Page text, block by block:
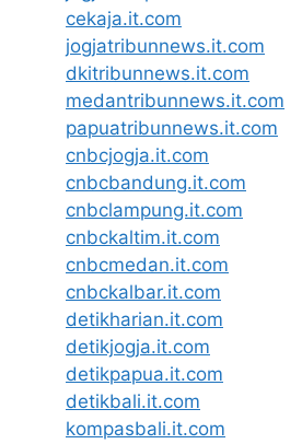
cekaja.it.com
jogjatribunnews.it.com
dkitribunnews.it.com
medantribunnews.it.com
papuatribunnews.it.com
cnbcjogja.it.com
cnbcbandung.it.com
cnbclampung.it.com
cnbckaltim.it.com
cnbcmedan.it.com
cnbckalbar.it.com
detikharian.it.com
detikjogja.it.com
detikpapua.it.com
detikbali.it.com
kompasbali.it.com